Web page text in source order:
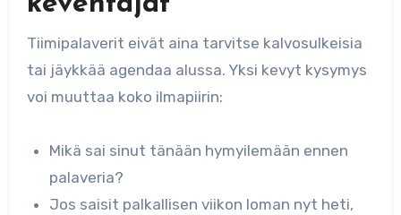
Tiimipalaverit eivät aina tarvitse kalvosulkeisia
tai jäykkää agendaa alussa. Yksi kevyt kysymys
voi muuttaa koko ilmapiirin:
Mikä sai sinut tänään hymyilemään ennen
palaveria?
Jos saisit palkallisen viikon loman nyt heti,